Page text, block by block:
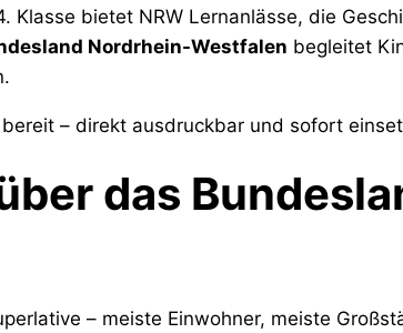
Klasse bietet NRW Lernanlässe, die
Nordrhein-Westfalen begleitet
bereit – direkt ausdruckbar und sofort
das
– meiste Einwohner, meiste